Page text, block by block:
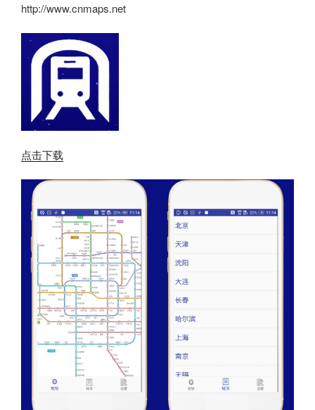
http://www.cnmaps.net
点击下载